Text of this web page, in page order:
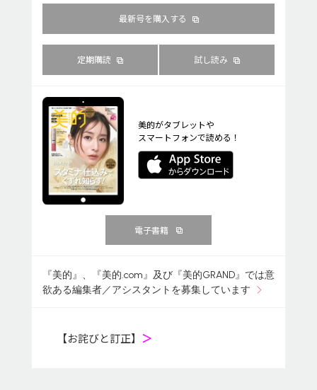
最新号を購入する
定期購読 試し読み
美的がタブレットや
スマートフォンで読める！
電子書籍
『美的』、『美的.com』及び『美的GRAND』では意
欲ある編集者／アシスタントを募集しています
【お詫びと訂正】 ＞